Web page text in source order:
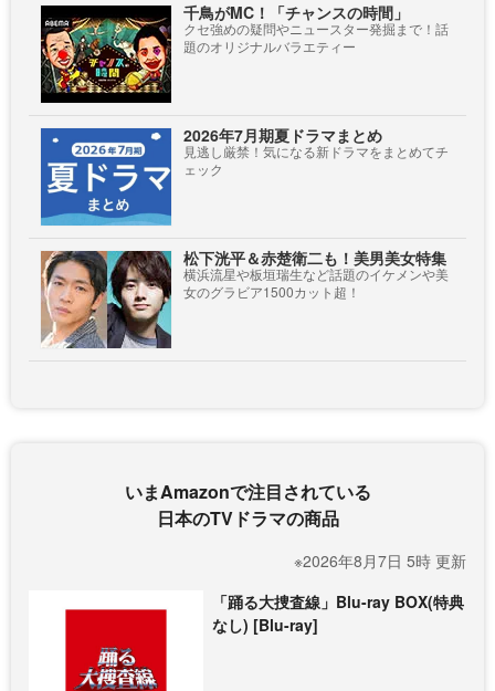
千鳥がMC！「チャンスの時間」
クセ強めの疑問やニュースター発掘まで！話
題のオリジナルバラエティー
2026年7月期夏ドラマまとめ
見逃し厳禁！気になる新ドラマをまとめてチ
ェック
松下洸平＆赤楚衛二も！美男美女特集
横浜流星や板垣瑞生など話題のイケメンや美
女のグラビア1500カット超！
いまAmazonで注目されている
日本のTVドラマの商品
※2026年8月7日 5時 更新
「踊る大捜査線」Blu-ray BOX(特典
なし) [Blu-ray]